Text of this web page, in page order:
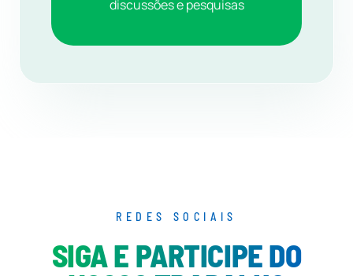
discussões e pesquisas
REDES SOCIAIS
SIGA E PARTICIPE DO